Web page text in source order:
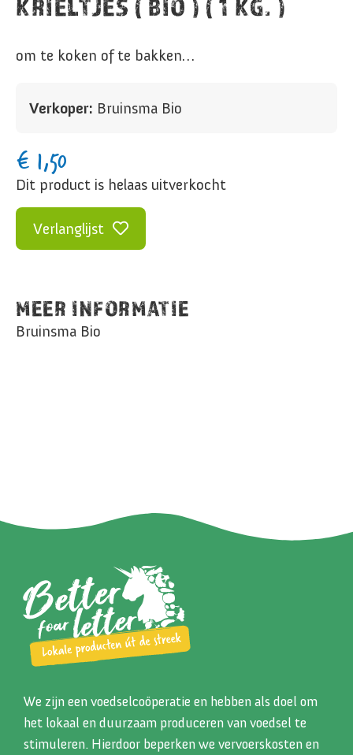
KRIELTJES ( BIO ) ( 1 KG. )
om te koken of te bakken…
Verkoper: Bruinsma Bio
€ 1,50
Dit product is helaas uitverkocht
Verlanglijst
MEER INFORMATIE
Bruinsma Bio
We zijn een voedselcoöperatie en hebben als doel om
het lokaal en duurzaam produceren van voedsel te
stimuleren. Hierdoor beperken we vervoerskosten en